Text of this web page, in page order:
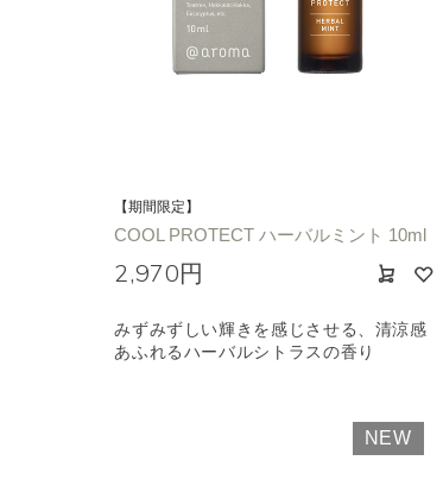
エキゾチック
【期間限定】
COOL PROTECT ハーバルミント 10ml
2,970円
みずみずしい輝きを感じさせる、清涼感
あふれるハーバルシトラスの香り
NEW